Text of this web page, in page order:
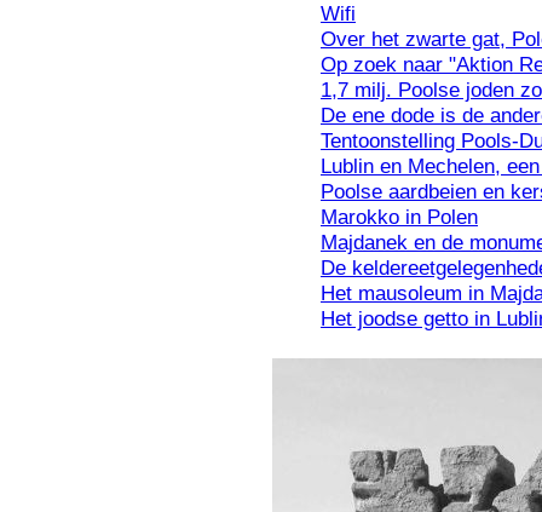
Wifi
Over het zwarte gat,
Op zoek naar "Aktion
1,7 milj. Poolse joden
De ene dode is de
Tentoonstelling Pools-
Lublin en Mechelen,
Poolse aardbeien en
Marokko in Polen
Majdanek en de
De
Het mausoleum in
Het joodse getto in